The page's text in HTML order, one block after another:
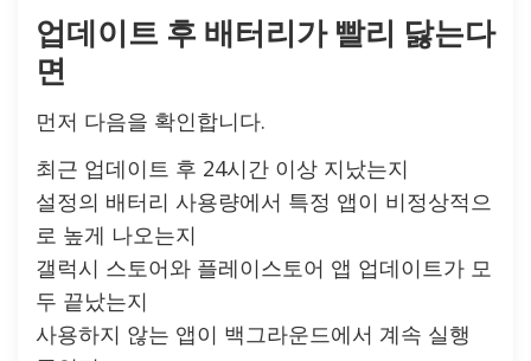
업데이트 후 배터리가 빨리 닳는다
면
먼저 다음을 확인합니다.
최근 업데이트 후 24시간 이상 지났는지
설정의 배터리 사용량에서 특정 앱이 비정상적으
로 높게 나오는지
갤럭시 스토어와 플레이스토어 앱 업데이트가 모
두 끝났는지
사용하지 않는 앱이 백그라운드에서 계속 실행